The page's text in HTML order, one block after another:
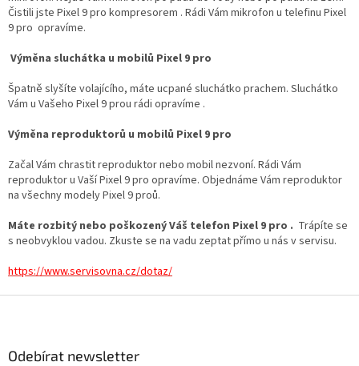
Čistili jste Pixel 9 pro kompresorem . Rádi Vám mikrofon u telefinu Pixel
9 pro opravíme.
Výměna sluchátka u mobilů Pixel 9 pro
Špatně slyšíte volajícího, máte ucpané sluchátko prachem. Sluchátko
Vám u Vašeho Pixel 9 prou rádi opravíme .
Výměna reproduktorů u mobilů Pixel 9 pro
Začal Vám chrastit reproduktor nebo mobil nezvoní. Rádi Vám
reproduktor u Vaší Pixel 9 pro opravíme. Objednáme Vám reproduktor
na všechny modely Pixel 9 proů.
Máte rozbitý nebo poškozený Váš telefon Pixel 9 pro . Trápíte se
s neobvyklou vadou. Zkuste se na vadu zeptat přímo u nás v servisu.
https://www.servisovna.cz/dotaz/
Odebírat newsletter